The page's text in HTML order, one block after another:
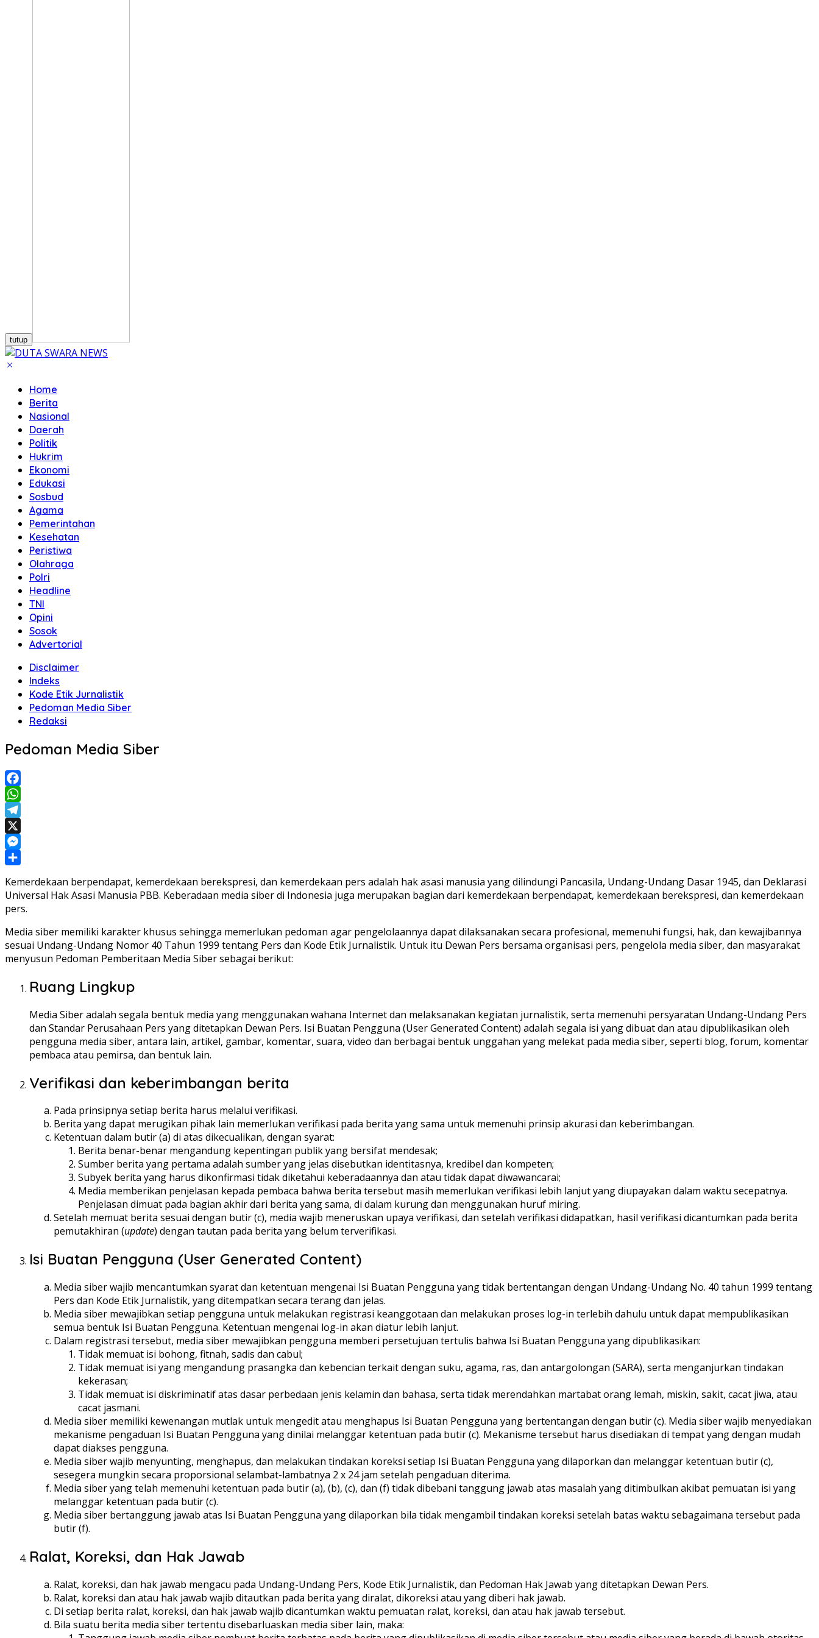
tutup
Home
Berita
Nasional
Daerah
Politik
Hukrim
Ekonomi
Edukasi
Sosbud
Agama
Pemerintahan
Kesehatan
Peristiwa
Olahraga
Polri
Headline
TNI
Opini
Sosok
Advertorial
Disclaimer
Indeks
Kode Etik Jurnalistik
Pedoman Media Siber
Redaksi
Pedoman Media Siber
Facebook
WhatsApp
Telegram
X
Messenger
Kemerdekaan berpendapat, kemerdekaan berekspresi, dan kemerdekaan pers adalah hak asasi manusia yang dilindungi Pancasila, Undang-Undang Dasar 1945, dan Deklarasi
Universal Hak Asasi Manusia PBB. Keberadaan media siber di Indonesia juga merupakan bagian dari kemerdekaan berpendapat, kemerdekaan berekspresi, dan kemerdekaan
pers.
Media siber memiliki karakter khusus sehingga memerlukan pedoman agar pengelolaannya dapat dilaksanakan secara profesional, memenuhi fungsi, hak, dan kewajibannya
sesuai Undang-Undang Nomor 40 Tahun 1999 tentang Pers dan Kode Etik Jurnalistik. Untuk itu Dewan Pers bersama organisasi pers, pengelola media siber, dan masyarakat
menyusun Pedoman Pemberitaan Media Siber sebagai berikut:
Ruang Lingkup
Media Siber adalah segala bentuk media yang menggunakan wahana Internet dan melaksanakan kegiatan jurnalistik, serta memenuhi persyaratan Undang-Undang Pers
dan Standar Perusahaan Pers yang ditetapkan Dewan Pers. Isi Buatan Pengguna (User Generated Content) adalah segala isi yang dibuat dan atau dipublikasikan oleh
pengguna media siber, antara lain, artikel, gambar, komentar, suara, video dan berbagai bentuk unggahan yang melekat pada media siber, seperti blog, forum, komentar
pembaca atau pemirsa, dan bentuk lain.
Verifikasi dan keberimbangan berita
Pada prinsipnya setiap berita harus melalui verifikasi.
Berita yang dapat merugikan pihak lain memerlukan verifikasi pada berita yang sama untuk memenuhi prinsip akurasi dan keberimbangan.
Ketentuan dalam butir (a) di atas dikecualikan, dengan syarat:
Berita benar-benar mengandung kepentingan publik yang bersifat mendesak;
Sumber berita yang pertama adalah sumber yang jelas disebutkan identitasnya, kredibel dan kompeten;
Subyek berita yang harus dikonfirmasi tidak diketahui keberadaannya dan atau tidak dapat diwawancarai;
Media memberikan penjelasan kepada pembaca bahwa berita tersebut masih memerlukan verifikasi lebih lanjut yang diupayakan dalam waktu secepatnya.
Penjelasan dimuat pada bagian akhir dari berita yang sama, di dalam kurung dan menggunakan huruf miring.
Setelah memuat berita sesuai dengan butir (c), media wajib meneruskan upaya verifikasi, dan setelah verifikasi didapatkan, hasil verifikasi dicantumkan pada berita
pemutakhiran (update) dengan tautan pada berita yang belum terverifikasi.
Isi Buatan Pengguna (User Generated Content)
Media siber wajib mencantumkan syarat dan ketentuan mengenai Isi Buatan Pengguna yang tidak bertentangan dengan Undang-Undang No. 40 tahun 1999 tentang
Pers dan Kode Etik Jurnalistik, yang ditempatkan secara terang dan jelas.
Media siber mewajibkan setiap pengguna untuk melakukan registrasi keanggotaan dan melakukan proses log-in terlebih dahulu untuk dapat mempublikasikan
semua bentuk Isi Buatan Pengguna. Ketentuan mengenai log-in akan diatur lebih lanjut.
Dalam registrasi tersebut, media siber mewajibkan pengguna memberi persetujuan tertulis bahwa Isi Buatan Pengguna yang dipublikasikan:
Tidak memuat isi bohong, fitnah, sadis dan cabul;
Tidak memuat isi yang mengandung prasangka dan kebencian terkait dengan suku, agama, ras, dan antargolongan (SARA), serta menganjurkan tindakan
kekerasan;
Tidak memuat isi diskriminatif atas dasar perbedaan jenis kelamin dan bahasa, serta tidak merendahkan martabat orang lemah, miskin, sakit, cacat jiwa, atau
cacat jasmani.
Media siber memiliki kewenangan mutlak untuk mengedit atau menghapus Isi Buatan Pengguna yang bertentangan dengan butir (c). Media siber wajib menyediakan
mekanisme pengaduan Isi Buatan Pengguna yang dinilai melanggar ketentuan pada butir (c). Mekanisme tersebut harus disediakan di tempat yang dengan mudah
dapat diakses pengguna.
Media siber wajib menyunting, menghapus, dan melakukan tindakan koreksi setiap Isi Buatan Pengguna yang dilaporkan dan melanggar ketentuan butir (c),
sesegera mungkin secara proporsional selambat-lambatnya 2 x 24 jam setelah pengaduan diterima.
Media siber yang telah memenuhi ketentuan pada butir (a), (b), (c), dan (f) tidak dibebani tanggung jawab atas masalah yang ditimbulkan akibat pemuatan isi yang
melanggar ketentuan pada butir (c).
Media siber bertanggung jawab atas Isi Buatan Pengguna yang dilaporkan bila tidak mengambil tindakan koreksi setelah batas waktu sebagaimana tersebut pada
butir (f).
Ralat, Koreksi, dan Hak Jawab
Ralat, koreksi, dan hak jawab mengacu pada Undang-Undang Pers, Kode Etik Jurnalistik, dan Pedoman Hak Jawab yang ditetapkan Dewan Pers.
Ralat, koreksi dan atau hak jawab wajib ditautkan pada berita yang diralat, dikoreksi atau yang diberi hak jawab.
Di setiap berita ralat, koreksi, dan hak jawab wajib dicantumkan waktu pemuatan ralat, koreksi, dan atau hak jawab tersebut.
Bila suatu berita media siber tertentu disebarluaskan media siber lain, maka: